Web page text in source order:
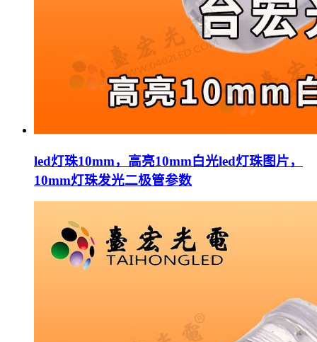
led灯珠10mm，高亮10mm白光led灯珠图片，
10mm灯珠发光二极管参数